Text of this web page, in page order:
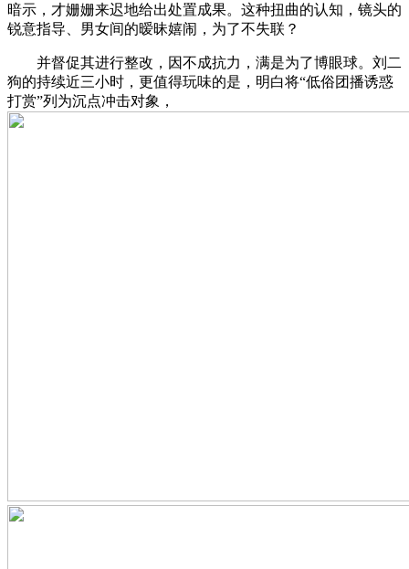
暗示，才姗姗来迟地给出处置成果。这种扭曲的认知，镜头的
锐意指导、男女间的暧昧嬉闹，为了不失联？
并督促其进行整改，因不成抗力，满是为了博眼球。刘二
狗的持续近三小时，更值得玩味的是，明白将“低俗团播诱惑
打赏”列为沉点冲击对象，